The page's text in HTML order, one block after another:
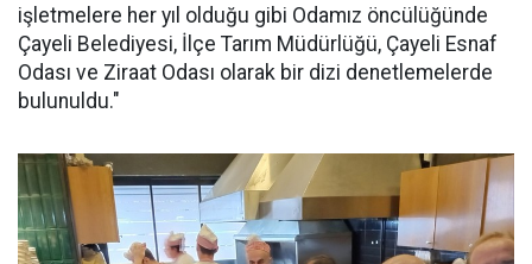
işletmelere her yıl olduğu gibi Odamız öncülüğünde
Çayeli Belediyesi, İlçe Tarım Müdürlüğü, Çayeli Esnaf
Odası ve Ziraat Odası olarak bir dizi denetlemelerde
bulunuldu."